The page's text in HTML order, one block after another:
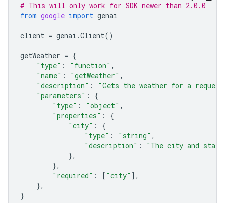
# This will only work for SDK newer than 2.0.0
from google import genai
client = genai .Client()
getWeather = {
"type" : "function" ,
"name" : "getWeather" ,
"description" :
"Gets the weather for a
"parameters" :
{
"type" : "object" ,
"properties" :
{
"city" :
{
"type" : "string" ,
"description" :
"The city and
},
},
"required" : [ "city" ],
},
}